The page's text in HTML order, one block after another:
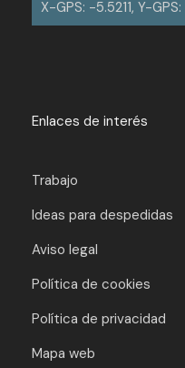
X-GPS: -5.5211, Y-
Enlaces de interés
Trabajo
Ideas para despedidas
Aviso legal
Política de cookies
Política de privacidad
Mapa web